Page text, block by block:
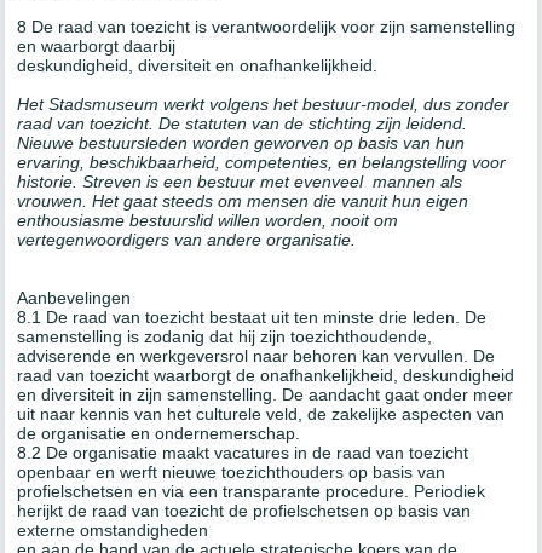
8 De raad van toezicht is verantwoordelijk voor zijn samenstelling
en waarborgt daarbij
deskundigheid, diversiteit en onafhankelijkheid.
Het Stadsmuseum werkt volgens het bestuur-model, dus zonder
raad van toezicht. De statuten van de stichting zijn leidend.
Nieuwe bestuursleden worden geworven op basis van hun
ervaring, beschikbaarheid, competenties, en belangstelling voor
historie. Streven is een bestuur met evenveel mannen als
vrouwen. Het gaat steeds om mensen die vanuit hun eigen
enthousiasme bestuurslid willen worden, nooit om
vertegenwoordigers van andere organisatie.
Aanbevelingen
8.1 De raad van toezicht bestaat uit ten minste drie leden. De
samenstelling is zodanig dat hij zijn toezichthoudende,
adviserende en werkgeversrol naar behoren kan vervullen. De
raad van toezicht waarborgt de onafhankelijkheid, deskundigheid
en diversiteit in zijn samenstelling. De aandacht gaat onder meer
uit naar kennis van het culturele veld, de zakelijke aspecten van
de organisatie en ondernemerschap.
8.2 De organisatie maakt vacatures in de raad van toezicht
openbaar en werft nieuwe toezichthouders op basis van
profielschetsen en via een transparante procedure. Periodiek
herijkt de raad van toezicht de profielschetsen op basis van
externe omstandigheden